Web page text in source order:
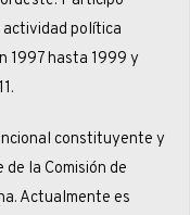
actividad política
1997 hasta 1999 y
constituyente y
la Comisión de
Actualmente es